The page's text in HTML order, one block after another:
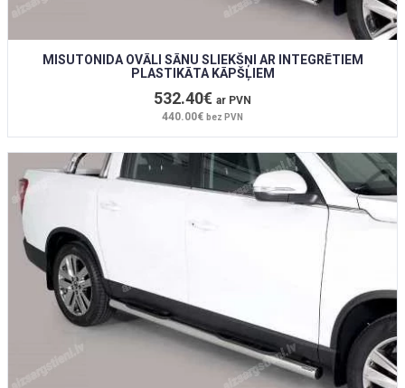
MISUTONIDA OVĀLI SĀNU SLIEKŠŅI AR INTEGRĒTIEM
PLASTIKĀTA KĀPŠĻIEM
532.40€ ar PVN
440.00€ bez PVN